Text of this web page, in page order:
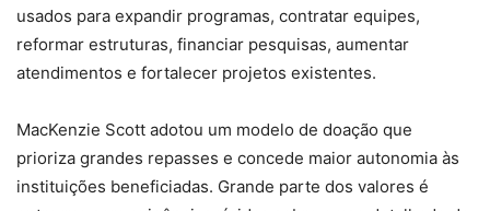
usados para expandir programas, contratar equipes,
reformar estruturas, financiar pesquisas, aumentar
atendimentos e fortalecer projetos existentes.
MacKenzie Scott adotou um modelo de doação que
prioriza grandes repasses e concede maior autonomia às
instituições beneficiadas. Grande parte dos valores é